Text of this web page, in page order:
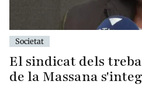
Societat
El sindicat dels
de la Massana